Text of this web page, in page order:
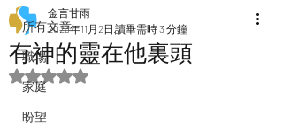
所有文章
職場
家庭
盼望
有神的靈在他裏頭
金言甘雨
2023年11月2日 讀畢需時 3 分鐘
評等為 NaN（最高為 5 顆星）。